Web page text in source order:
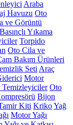
Araba
Havuzu Oto
ve Görüntü
Basınçlı Yıkama
Torpido
Oto Cila ve
Bakım Ürünleri
Seti Araç
Motor
Temizleyiciler Oto
Bijon
Kiti KrikoYağ
Motor Yağı